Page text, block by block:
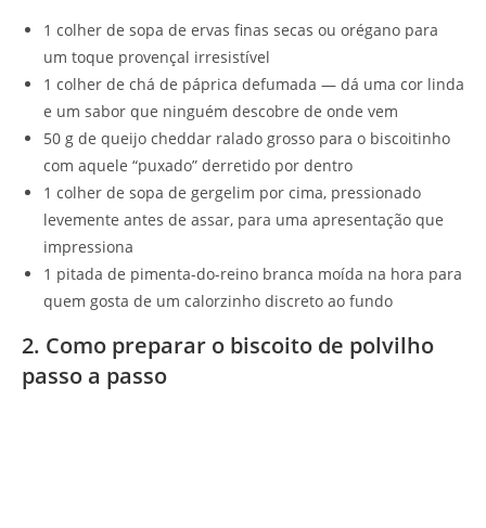
1 colher de sopa de ervas finas secas ou orégano para
um toque provençal irresistível
1 colher de chá de páprica defumada — dá uma cor linda
e um sabor que ninguém descobre de onde vem
50 g de queijo cheddar ralado grosso para o biscoitinho
com aquele “puxado” derretido por dentro
1 colher de sopa de gergelim por cima, pressionado
levemente antes de assar, para uma apresentação que
impressiona
1 pitada de pimenta-do-reino branca moída na hora para
quem gosta de um calorzinho discreto ao fundo
2. Como preparar o biscoito de polvilho
passo a passo